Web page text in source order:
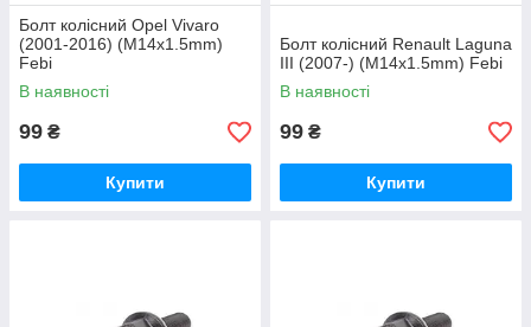
Болт колісний Opel Vivaro
(2001-2016) (M14x1.5mm)
Febi
В наявності
99 ₴
Купити
Болт колісний Renault Laguna
III (2007-) (M14x1.5mm) Febi
В наявності
99 ₴
Купити